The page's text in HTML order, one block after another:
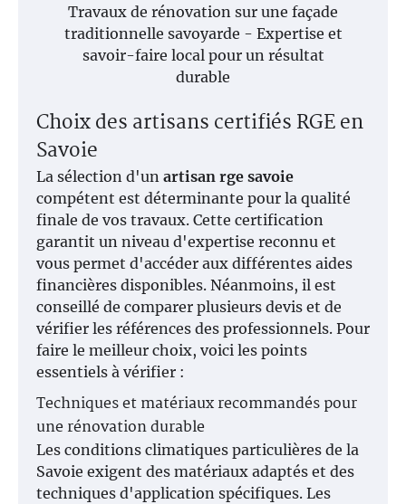
Travaux de rénovation sur une façade
traditionnelle savoyarde - Expertise et
savoir-faire local pour un résultat
durable
Choix des artisans certifiés RGE en
Savoie
La sélection d'un artisan rge savoie
compétent est déterminante pour la qualité
finale de vos travaux. Cette certification
garantit un niveau d'expertise reconnu et
vous permet d'accéder aux différentes aides
financières disponibles. Néanmoins, il est
conseillé de comparer plusieurs devis et de
vérifier les références des professionnels. Pour
faire le meilleur choix, voici les points
essentiels à vérifier :
Techniques et matériaux recommandés pour
une rénovation durable
Les conditions climatiques particulières de la
Savoie exigent des matériaux adaptés et des
techniques d'application spécifiques. Les